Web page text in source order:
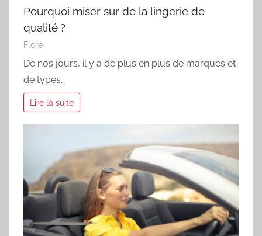
Pourquoi miser sur de la lingerie de
qualité ?
Flore
De nos jours, il y a de plus en plus de marques et
de types…
Lire la suite